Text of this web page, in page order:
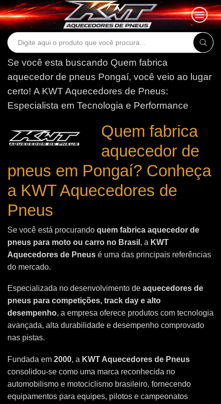
Search
Se você esta buscando Quem fabrica
aquecedor de pneus Pongaí, você veio ao lugar
certo! A KWT Aquecedores de Pneus:
Especialista em Tecnologia e Performance
Quem fabrica
aquecedor de
pneus em Pongaí? Conheça
a KWT Aquecedores de
Pneus
Se você está procurando quem fabrica aquecedor de
pneus para moto ou carro no Brasil , a KWT
Aquecedores de Pneus é uma das principais referências
do mercado.
Especializada no desenvolvimento de aquecedores de
pneus para competições, track day e alto
desempenho, a empresa oferece produtos com tecnologia
avançada, alta durabilidade e desempenho comprovado
nas pistas.
Fundada em 2000, a KWT Aquecedores de Pneus
consolidou-se como uma marca reconhecida no
automobilismo e motociclismo brasileiro, fornecendo
equipamentos para equipes, pilotos e campeonatos